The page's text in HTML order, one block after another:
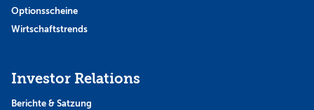
Optionsscheine
Wirtschaftstrends
Investor Relations
Berichte & Satzung